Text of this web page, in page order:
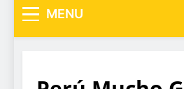
MENU